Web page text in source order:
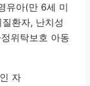
유아(만 6세 미
환자, 난치성
위탁보호 아동
자